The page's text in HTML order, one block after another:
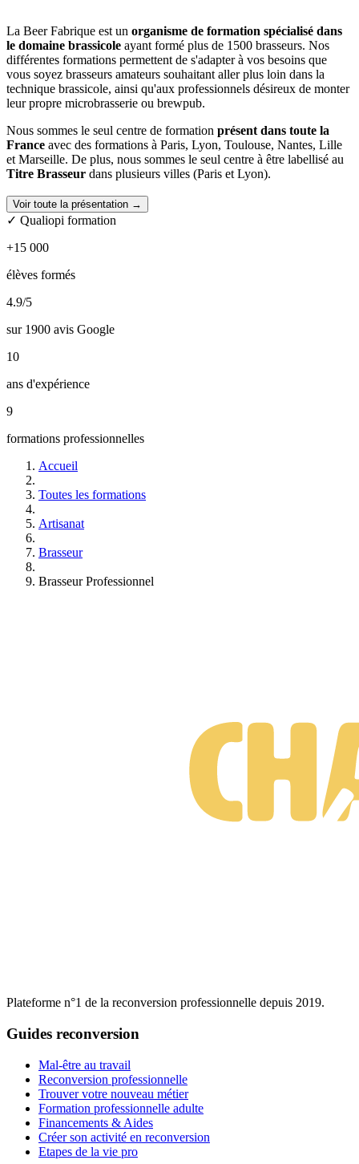
La Beer Fabrique est un organisme de formation spécialisé dans
le domaine brassicole ayant formé plus de 1500 brasseurs. Nos
différentes formations permettent de s'adapter à vos besoins que
vous soyez brasseurs amateurs souhaitant aller plus loin dans la
technique brassicole, ainsi qu'aux professionnels désireux de monter
leur propre microbrasserie ou brewpub.
Nous sommes le seul centre de formation présent dans toute la
France avec des formations à Paris, Lyon, Toulouse, Nantes, Lille
et Marseille. De plus, nous sommes le seul centre à être labellisé au
Titre Brasseur dans plusieurs villes (Paris et Lyon).
Nos formateurs sont spécialisés dans le brassage de bière
donc experts dans leur domaine. Ils ont à cœur de vous transmettre
toutes les clés et
que pratiques
Toutes nos formations sont certifiantes
Alimentaires : « Conduire une ligne de fabrication ou de
Brasseur préparent quant à elles à l’examen national pour l’obtention
accompagner dans votre projet (recherche d'emploi, recherche de
Voir toute la présentation →
✓ Qualiopi formation
+15 000
élèves formés
4.9/5
sur 1900 avis Google
10
ans d'expérience
9
formations professionnelles
Accueil
Toutes les formations
Artisanat
Brasseur
Brasseur Professionnel
Plateforme n°1 de la reconversion professionnelle depuis 2019.
Guides reconversion
Mal-être au travail
Reconversion professionnelle
Trouver votre nouveau métier
Formation professionnelle adulte
Financements & Aides
Créer son activité en reconversion
Etapes de la vie pro